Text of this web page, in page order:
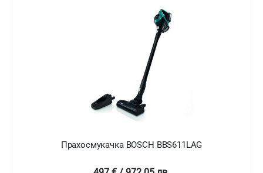
Прахосмукачка ROWENTA RH9879WO X-FORCE